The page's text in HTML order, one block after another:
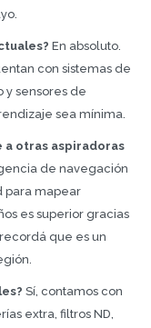
En absoluto.
con sistemas de
y sensores de
sea mínima.
a otras aspiradoras
de navegación
para mapear
es superior gracias
que es un
Sí, contamos con
extra, filtros ND,